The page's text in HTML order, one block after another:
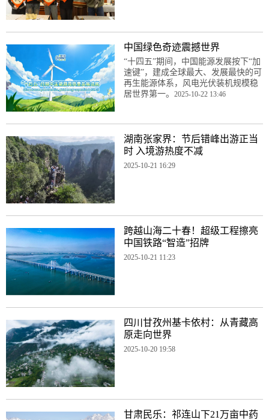
中国绿色奇迹震撼世界
“十四五”期间，中国能源发展按下“加
速键”，建成全球最大、发展最快的可
再生能源体系，风电光伏装机规模稳
居世界第一。 2025-10-22 13:46
湖南张家界：节后错峰出游正当
时 入境游热度不减
2025-10-21 16:29
跨越山海二十春！超级工程擦亮
中国铁路“智造”招牌
2025-10-21 11:23
四川甘孜州基卡依村：从青藏高
原走向世界
2025-10-20 19:58
甘肃民乐：祁连山下21万亩中药